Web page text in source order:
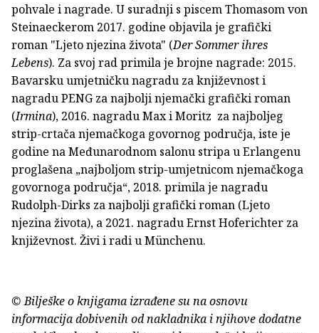
pohvale i nagrade. U suradnji s piscem Thomasom von
Steinaeckerom 2017. godine objavila je grafički
roman "Ljeto njezina života" (Der Sommer ihres
Lebens). Za svoj rad primila je brojne nagrade: 2015.
Bavarsku umjetničku nagradu za književnost i
nagradu PENG za najbolji njemački grafički roman
(Irmina), 2016. nagradu Max i Moritz za najboljeg
strip-crtača njemačkoga govornog područja, iste je
godine na Međunarodnom salonu stripa u Erlangenu
proglašena „najboljom strip-umjetnicom njemačkoga
govornoga područja“, 2018. primila je nagradu
Rudolph-Dirks za najbolji grafički roman (Ljeto
njezina života), a 2021. nagradu Ernst Hoferichter za
književnost. Živi i radi u Münchenu.
© Bilješke o knjigama izrađene su na osnovu
informacija dobivenih od nakladnika i njihove dodatne